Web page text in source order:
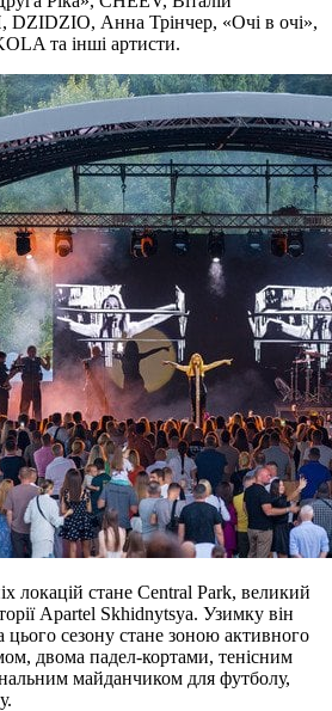
DZIDZIO, Анна Трінчер, «Очі в очі»,
та інші артисти.
локацій стане Central Park, великий
Apartel Skhidnytsya. Узимку він
цього сезону стане зоною активного
двома падел-кортами, тенісним
майданчиком для футболу,